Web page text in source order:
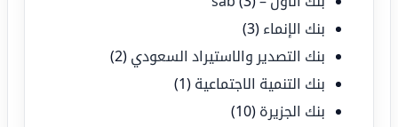
بنك الإنماء (3)
بنك التصدير والاستيراد السعودي (2)
بنك التنمية الاجتماعية (1)
بنك الجزيرة (10)